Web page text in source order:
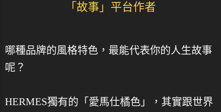
「故事」平台作者
哪種品牌的風格特色，最能代表你的人生故事
呢？
HERMES獨有的「愛馬仕橘色」，其實跟世界